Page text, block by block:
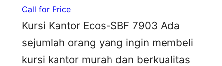
Call for Price
Kursi Kantor Ecos-SBF 7903 Ada
sejumlah orang yang ingin membeli
kursi kantor murah dan berkualitas